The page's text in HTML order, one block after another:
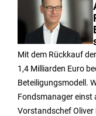
Mit dem Rückkauf
1,4 Milliarden Euro
Beteiligungsmodell.
Fondsmanager einst
Vorstandschef Oliver